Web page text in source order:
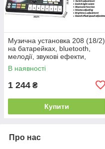
Музична установка 208 (18/2)
на батарейках, bluetooth,
мелодії, звукові ефекти,
запис, підсвічування,
інтерактивні ігри, мікрофон,
В наявності
1 244 ₴
Купити
Про нас